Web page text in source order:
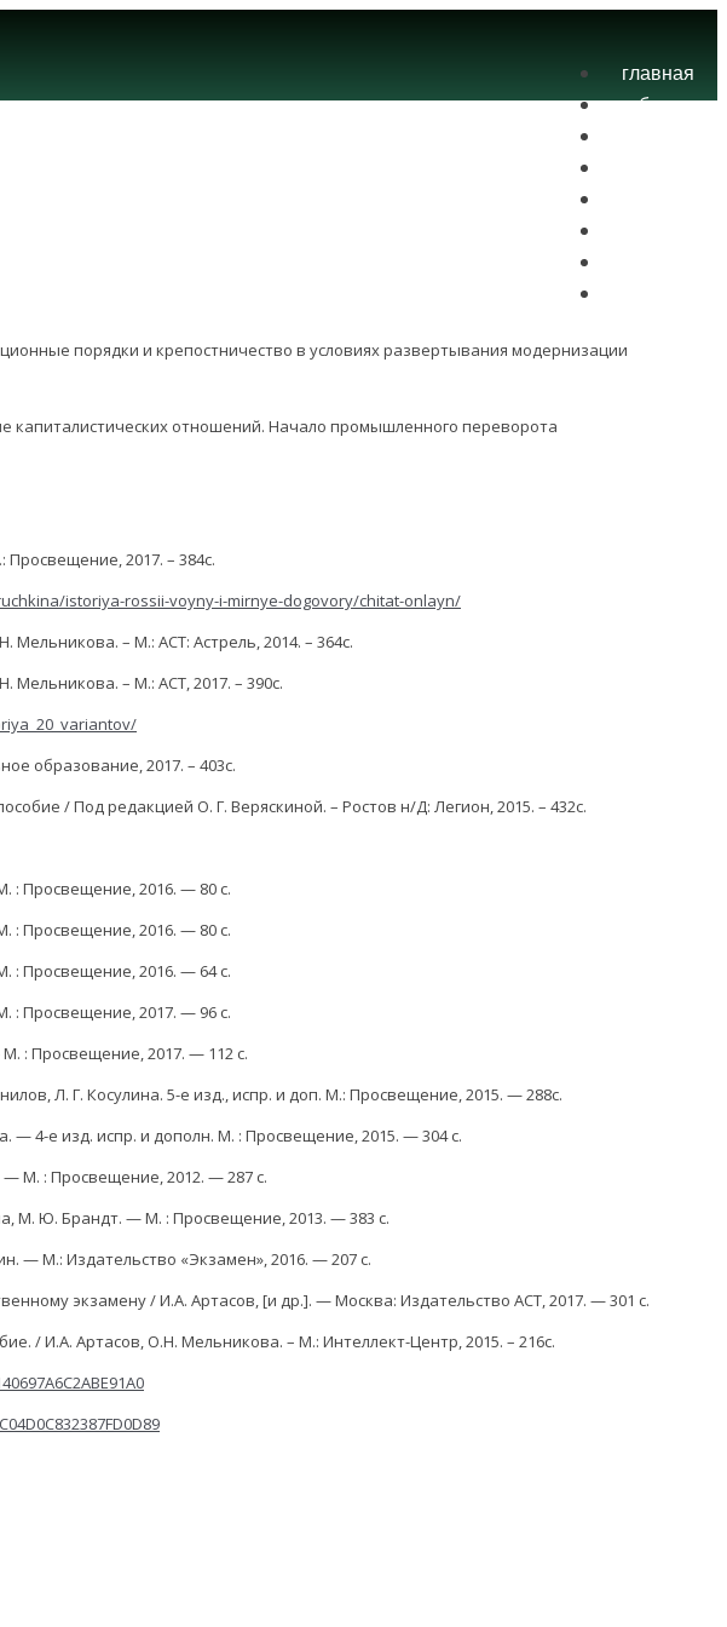
главная
блог
порядки и крепостничество в условиях развертывания модернизации
капиталистических отношений. Начало промышленного переворота
2017. – 384с.
istoriya-rossii-voyny-i-mirnye-dogovory/chitat-onlayn/
Мельникова. – М.: АСТ: Астрель, 2014. – 364с.
Мельникова. – М.: АСТ, 2017. – 390с.
образование, 2017. – 403с.
/ Под редакцией О. Г. Веряскиной. – Ростов н/Д: Легион, 2015. – 432с.
: Просвещение, 2016. — 80 с.
: Просвещение, 2016. — 80 с.
: Просвещение, 2016. — 64 с.
: Просвещение, 2017. — 96 с.
: Просвещение, 2017. — 112 с.
Л. Г. Косулина. 5-е изд., испр. и доп. М.: Просвещение, 2015. — 288с.
— 4-е изд. испр. и дополн. М. : Просвещение, 2015. — 304 с.
— М. : Просвещение, 2012. — 287 с.
М. Ю. Брандт. — М. : Просвещение, 2013. — 383 с.
— М.: Издательство «Экзамен», 2016. — 207 с.
экзамену / И.А. Артасов, [и др.]. — Москва: Издательство ACT, 2017. — 301 с.
/ И.А. Артасов, О.Н. Мельникова. – М.: Интеллект-Центр, 2015. – 216с.